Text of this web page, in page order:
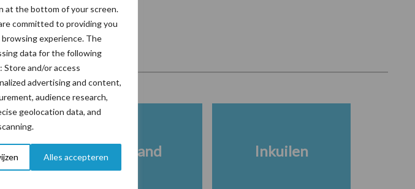
at the bottom of your screen.
committed to providing you
experience. The
data for the following
Store and/or access
advertising and content,
audience research,
geolocation data, and
Alles accepteren
Wet en regelgeving
Grasland Inkuilen